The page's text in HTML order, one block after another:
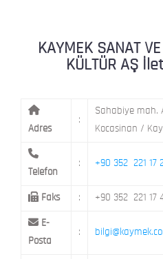
KAYMEK SÜMER
KAYMEK SANAT
KÜLTÜR AŞ
Adres
:
Sahabiye mah.
Kocasinan /
Telefon
: +90 352 221 17
Faks : +90 352 221 17
E-
Posta
: